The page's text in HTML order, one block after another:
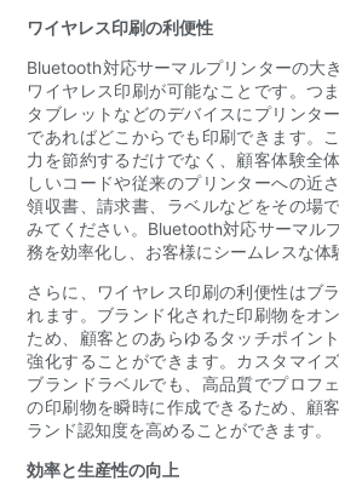
ワイヤレス印刷の利便性
Bluetooth対応サーマルプリンターの大
ワイヤレス印刷が可能なことです。つ
タブレットなどのデバイスにプリンタ
であればどこからでも印刷できます。
力を節約するだけでなく、顧客体験全
しいコードや従来のプリンターへの近
領収書、請求書、ラベルなどをその場
みてください。Bluetooth対応サーマル
務を効率化し、お客様にシームレスな体
さらに、ワイヤレス印刷の利便性はブ
れます。ブランド化された印刷物をオ
ため、顧客とのあらゆるタッチポイン
強化することができます。カスタマイ
ブランドラベルでも、高品質でプロフ
の印刷物を瞬時に作成できるため、顧
ランド認知度を高めることができます。
効率と生産性の向上